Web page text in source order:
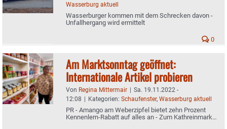
Wasserburg aktuell
Wasserburger kommen mit dem Schrecken davon -
Unfallhergang wird ermittelt
0
Am Marktsonntag geöffnet:
Internationale Artikel probieren
Von Regina Mittermair | Sa. 19.11.2022 -
12:08 | Kategorien: Schaufenster, Wasserburg aktuell
PR - Amango am Weberzipfel bietet zehn Prozent
Kennenlern-Rabatt auf alles an - Zum Kathreinmarkt